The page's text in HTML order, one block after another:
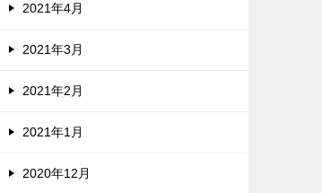
2021年4月
2021年3月
2021年2月
2021年1月
2020年12月